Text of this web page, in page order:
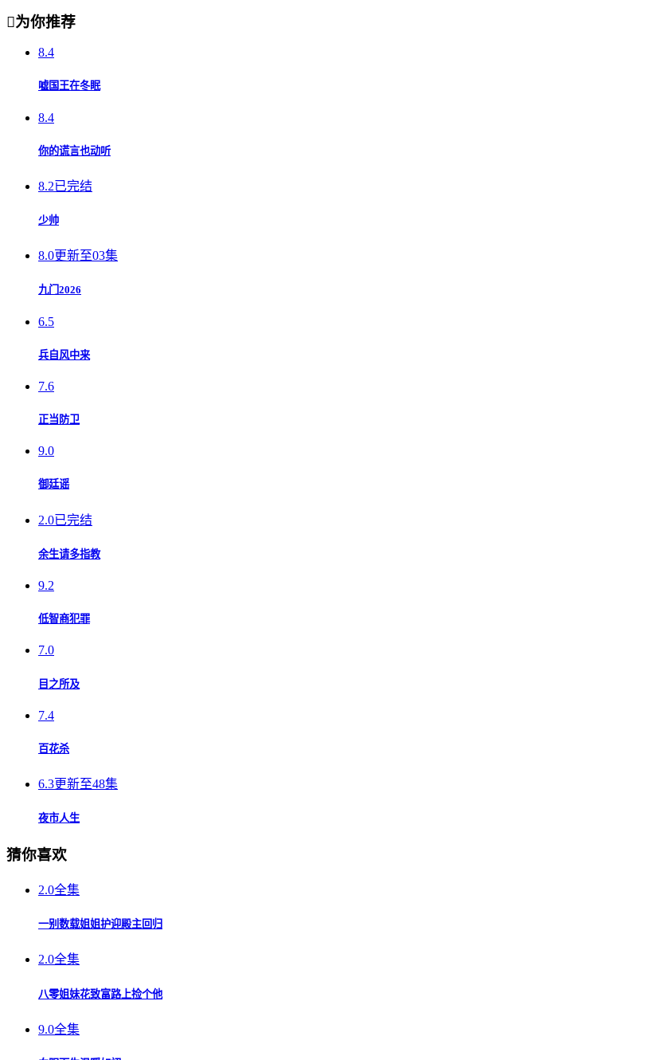
为你推荐
8.4
嘘国王在冬眠
8.4
你的谎言也动听
8.2已完结
少帅
8.0更新至03集
九门2026
6.5
兵自风中来
7.6
正当防卫
9.0
御廷谣
2.0已完结
余生请多指教
9.2
低智商犯罪
7.0
目之所及
7.4
百花杀
6.3更新至48集
夜市人生
猜你喜欢
2.0全集
一别数载姐姐护迎殿主回归
2.0全集
八零姐妹花致富路上捡个他
9.0全集